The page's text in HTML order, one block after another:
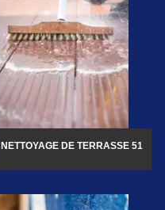
NETTOYAGE DE TERRASSE 51